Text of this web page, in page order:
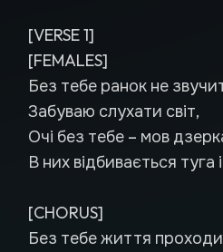
[VERSE 1]
[FEMALES]
Без тебе ранок не
Забуваю слухати світ,
Очі без тебе – мов
В них відбивається туга
[CHORUS]
Без тебе життя